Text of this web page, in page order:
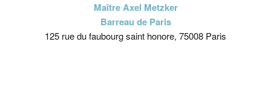
Maître Axel Metzker
Barreau de Paris
125 rue du faubourg saint honore, 75008 Paris